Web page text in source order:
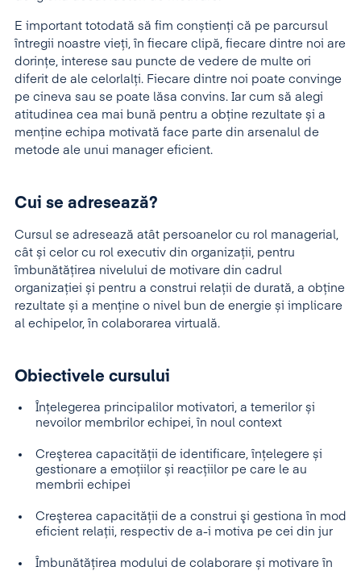
E important totodată să fim conștienți că pe parcursul
întregii noastre vieţi, în fiecare clipă, fiecare dintre noi are
dorinţe, interese sau puncte de vedere de multe ori
diferit de ale celorlalţi. Fiecare dintre noi poate convinge
pe cineva sau se poate lăsa convins. Iar cum să alegi
atitudinea cea mai bună pentru a obține rezultate și a
menține echipa motivată face parte din arsenalul de
metode ale unui manager eficient.
Cui se adresează?
Cursul se adresează atât persoanelor cu rol managerial,
cât și celor cu rol executiv din organizații, pentru
îmbunătăţirea nivelului de motivare din cadrul
organizației și pentru a construi relații de durată, a obține
rezultate și a menține o nivel bun de energie și implicare
al echipelor, în colaborarea virtuală.
Obiectivele cursului
Înţelegerea principalilor motivatori, a temerilor și
nevoilor membrilor echipei, în noul context
Creşterea capacităţii de identificare, înțelegere și
gestionare a emoţiilor și reacţiilor pe care le au
membrii echipei
Creşterea capacităţii de a construi şi gestiona în mod
eficient relaţii, respectiv de a-i motiva pe cei din jur
Îmbunătățirea modului de colaborare și motivare în